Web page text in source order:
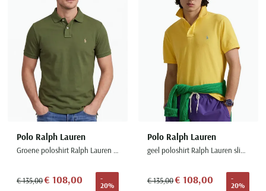
Polo Ralph Lauren
Groene poloshirt Ralph Lauren normale fit effen 100% katoen
€ 135,00€ 108,00
-
20%
Polo Ralph Lauren
geel poloshirt Ralph Lauren slim fit 100% katoen
€ 135,00€ 108,00
-
20%